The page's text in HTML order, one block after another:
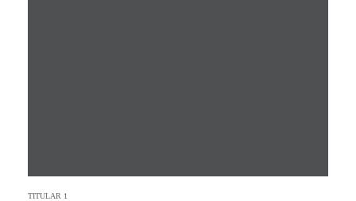
TITULAR 1